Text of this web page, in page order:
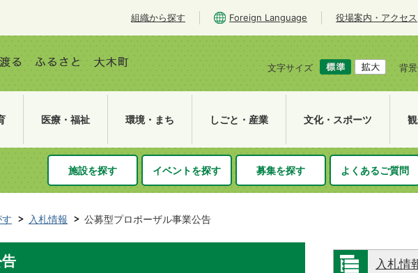
組織から探す Foreign Language 役場案内・アクセス
文字サイズ 背
医療・福祉 環境・まち しごと・産業 文化・スポーツ
施設を探す イベントを探す 募集を探す よくあるご質問
入札情報 公募型プロポーザル事業公告
入札情